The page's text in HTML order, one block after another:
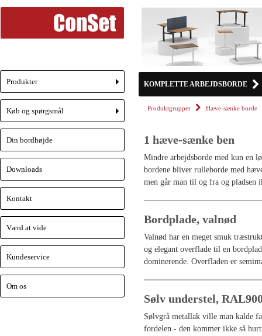
KOMPLETTE ARBEJDSBORDE
Produktgrupper Hæve-sænke borde
1 hæve-sænke ben
Mindre arbejdsborde med kun en
bordene bliver rulleborde med
men går man til og fra og pladsen
Bordplade, valnød
Valnød har en meget smuk
og elegant overflade til en
dominerende. Overfladen er
Sølv understel,
Sølvgrå metallak ville man kalde
fordelen - den kommer ikke så
+
Produkter
+
Køb og spørgsmål
Din bordhøjde
Downloads
Kontakt
Værd at vide
Kundeservice
Om os